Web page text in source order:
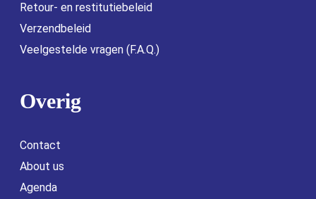
Retour- en restitutiebeleid
Verzendbeleid
Veelgestelde vragen (F.A.Q.)
Overig
Contact
About us
Agenda